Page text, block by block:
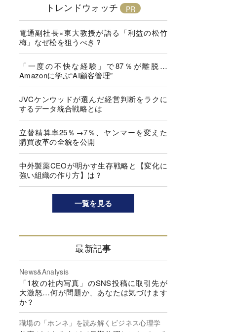
トレンドウォッチ
電通副社長×東大教授が語る「利益の松竹
梅」なぜ松を狙うべき？
「一度の不快な経験」で87％が離脱…
Amazonに学ぶ“AI顧客管理”
JVCケンウッドが選んだ経営判断をラクに
するデータ統合戦略とは
立替精算率25％→7％、ヤンマーを変えた
購買改革の全貌を公開
中外製薬CEOが明かす生存戦略と【変化に
強い組織の作り方】は？
一覧を見る
最新記事
News&Analysis
「1枚の社内写真」のSNS投稿に取引先が
大激怒…何が問題か、あなたは気づけます
か？
職場の「ホンネ」を読み解くビジネス心理学